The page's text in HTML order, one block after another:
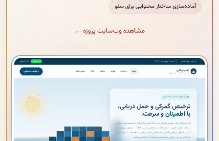
آماده‌سازی ساختار محتوایی برای سئو
مشاهده وب‌سایت پروژه